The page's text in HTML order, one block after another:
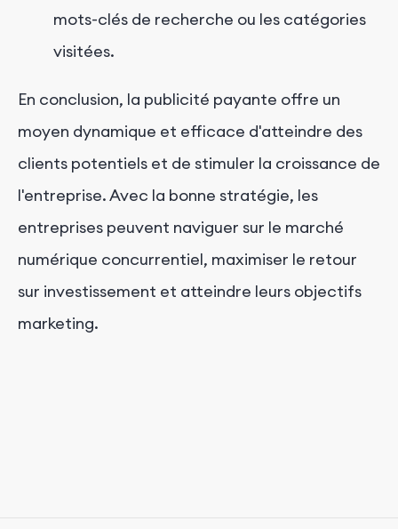
mots-clés de recherche ou les catégories
visitées.
En conclusion, la publicité payante offre un
moyen dynamique et efficace d'atteindre des
clients potentiels et de stimuler la croissance de
l'entreprise. Avec la bonne stratégie, les
entreprises peuvent naviguer sur le marché
numérique concurrentiel, maximiser le retour
sur investissement et atteindre leurs objectifs
marketing.